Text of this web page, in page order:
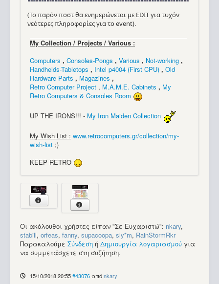
(Το παρόν ποστ θα ενημερώνεται με EDIT για τυχόν
νεότερες πληροφορίες για το event).
My Collection / Projects / Various :
Computers , Consoles-Pongs , Various , Not-working ,
Handhelds-Tabletops , Intel p4004 (First CPU) , Old
Hardware Parts , Magazines ,
Retro Computer Project , M.A.M.E. Cabinets , My
Retro Computers & Consoles Room
UP THE IRONS!!! - My Iron Maiden Collection
My Wish List : www.retrocomputers.gr/collection/my-
wish-list ;)
KEEP RETRO
Οι ακόλουθοι χρήστες είπαν "Σε Ευχαριστώ": nkary,
stabill, orfeas, fanny, supacoopa, sly*m, RainStormRkr
Παρακαλούμε Σύνδεση ή Δημιουργία λογαριασμού για
να συμμετάσχετε στη συζήτηση.
15/10/2018 20:55 #43076 απόnkary